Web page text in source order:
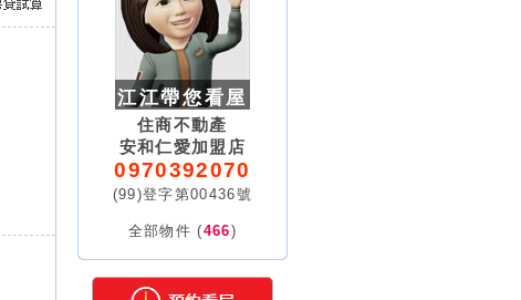
江江帶您看屋
住商不動產
安和仁愛加盟店
0970392070
(99)登字第00436號
全部物件 (466)